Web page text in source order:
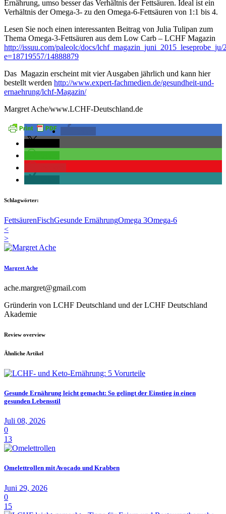
Ernährung, umso besser das Verhältnis der Fettsäuren. Ideal ist ein
Verhältnis der Omega-3- zu den Omega-6-Fettsäuren von 1:1 bis 4.
Lesen Sie noch einen interessanten Beitrag von Julia Tulipan zum
Thema Omega-3-Fettsäuren aus dem Low Carb – LCHF Magazin
http://issuu.com/paleolc/docs/lchf_magazin_juni_2015_leseprobe_ju/
e=18719557/14888879
Das Magazin erscheint mit vier Ausgaben jährlich und kann hier
bestellt werden http://www.expert-fachmedien.de/gesundheit-und-
ernaehrung/lchf-Magazin/
Margret Ache/www.LCHF-Deutschland.de
Schlagwörter:
FettsäurenFischGesunde ErnährungOmega 3Omega-6
<
>
Margret Ache
ache.margret@gmail.com
Gründerin von LCHF Deutschland und der LCHF Deutschland
Akademie
Review overview
Ähnliche Artikel
Gesunde Ernährung leicht gemacht: So gelingt der Einstieg in einen
gesunden Lebensstil
Juli 08, 2026
0
13
Omelettrollen mit Avocado und Krabben
Juni 29, 2026
0
15